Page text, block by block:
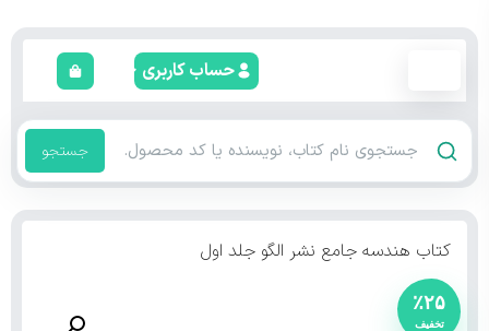
حساب کاربری
جستجو
کتاب هندسه جامع نشر الگو جلد اول
٪۲۵